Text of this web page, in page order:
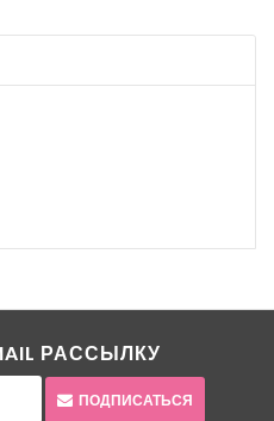
РАССЫЛКУ
ПОДПИСАТЬСЯ